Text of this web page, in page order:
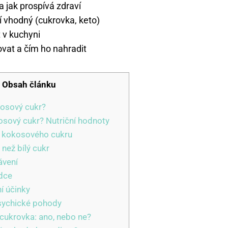
jak prospívá zdraví
vhodný (cukrovka, keto)
kuchyni
a čím ho nahradit
Obsah článku
cukr?
cukr? Nutriční hodnoty
cukru
bílý cukr
účinky
pohody
ano, nebo ne?